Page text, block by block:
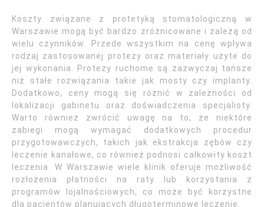
Koszty związane z protetyką stomatologiczną w
Warszawie mogą być bardzo zróżnicowane i zależą od
wielu czynników. Przede wszystkim na cenę wpływa
rodzaj zastosowanej protezy oraz materiały użyte do
jej wykonania. Protezy ruchome są zazwyczaj tańsze
niż stałe rozwiązania takie jak mosty czy implanty.
Dodatkowo, ceny mogą się różnić w zależności od
lokalizacji gabinetu oraz doświadczenia specjalisty.
Warto również zwrócić uwagę na to, że niektóre
zabiegi mogą wymagać dodatkowych procedur
przygotowawczych, takich jak ekstrakcja zębów czy
leczenie kanałowe, co również podnosi całkowity koszt
leczenia. W Warszawie wiele klinik oferuje możliwość
rozłożenia płatności na raty lub korzystania z
programów lojalnościowych, co może być korzystne
dla pacjentów planujących długoterminowe leczenie.